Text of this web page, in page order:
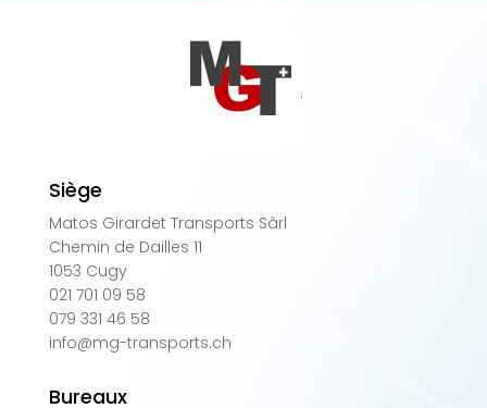
Siège
Matos Girardet Transports Sàrl
Chemin de Dailles 11
1053 Cugy
021 701 09 58
079 331 46 58
info@mg-transports.ch
Bureaux